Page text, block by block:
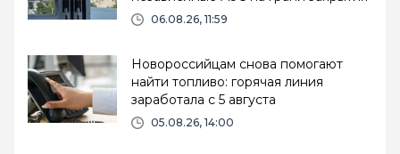
06.08.26, 11:59
Новороссийцам снова помогают
найти топливо: горячая линия
заработала с 5 августа
05.08.26, 14:00